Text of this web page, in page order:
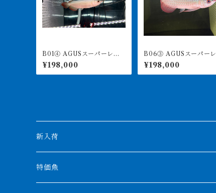
B01④ AGUSスーパーレッ
ドF4 19㎝前後 PT.ARWA
NA LESTARI アジアアロワ
ナ 紅龍 260-005128
¥198,000
B06③ AGUSスーパーレッ
ドF4 18㎝前後 PT.ARWA
NA LESTARI アジアアロワ
ナ 紅龍 260-005133
¥198,000
新入荷
特価魚